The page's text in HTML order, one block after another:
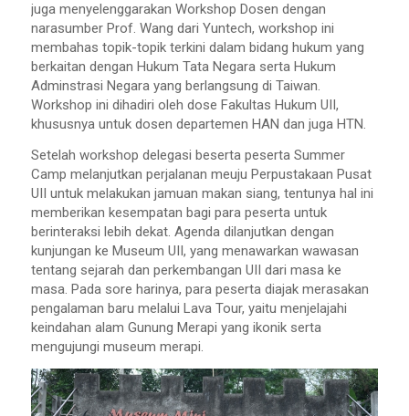
juga menyelenggarakan Workshop Dosen dengan
narasumber Prof. Wang dari Yuntech, workshop ini
membahas topik-topik terkini dalam bidang hukum yang
berkaitan dengan Hukum Tata Negara serta Hukum
Adminstrasi Negara yang berlangsung di Taiwan.
Workshop ini dihadiri oleh dose Fakultas Hukum UII,
khususnya untuk dosen departemen HAN dan juga HTN.
Setelah workshop delegasi beserta peserta Summer
Camp melanjutkan perjalanan meuju Perpustakaan Pusat
UII untuk melakukan jamuan makan siang, tentunya hal ini
memberikan kesempatan bagi para peserta untuk
berinteraksi lebih dekat. Agenda dilanjutkan dengan
kunjungan ke Museum UII, yang menawarkan wawasan
tentang sejarah dan perkembangan UII dari masa ke
masa. Pada sore harinya, para peserta diajak merasakan
pengalaman baru melalui Lava Tour, yaitu menjelajahi
keindahan alam Gunung Merapi yang ikonik serta
mengujungi museum merapi.